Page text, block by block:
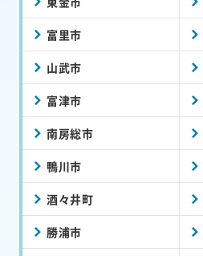
富里市
山武市
富津市
南房総市
鴨川市
酒々井町
勝浦市